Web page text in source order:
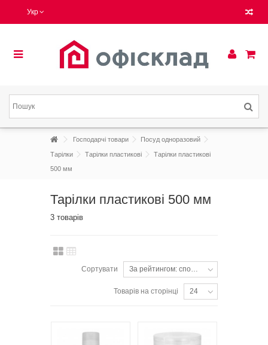
Укр
Господарчі товари Посуд одноразовий
Тарілки Тарілки пластикові
Тарілки пластикові
500 мм
Тарілки пластикові 500 мм
3 товарів
Сортувати За рейтингом: спочатку популярні
Товарів на сторінці 24